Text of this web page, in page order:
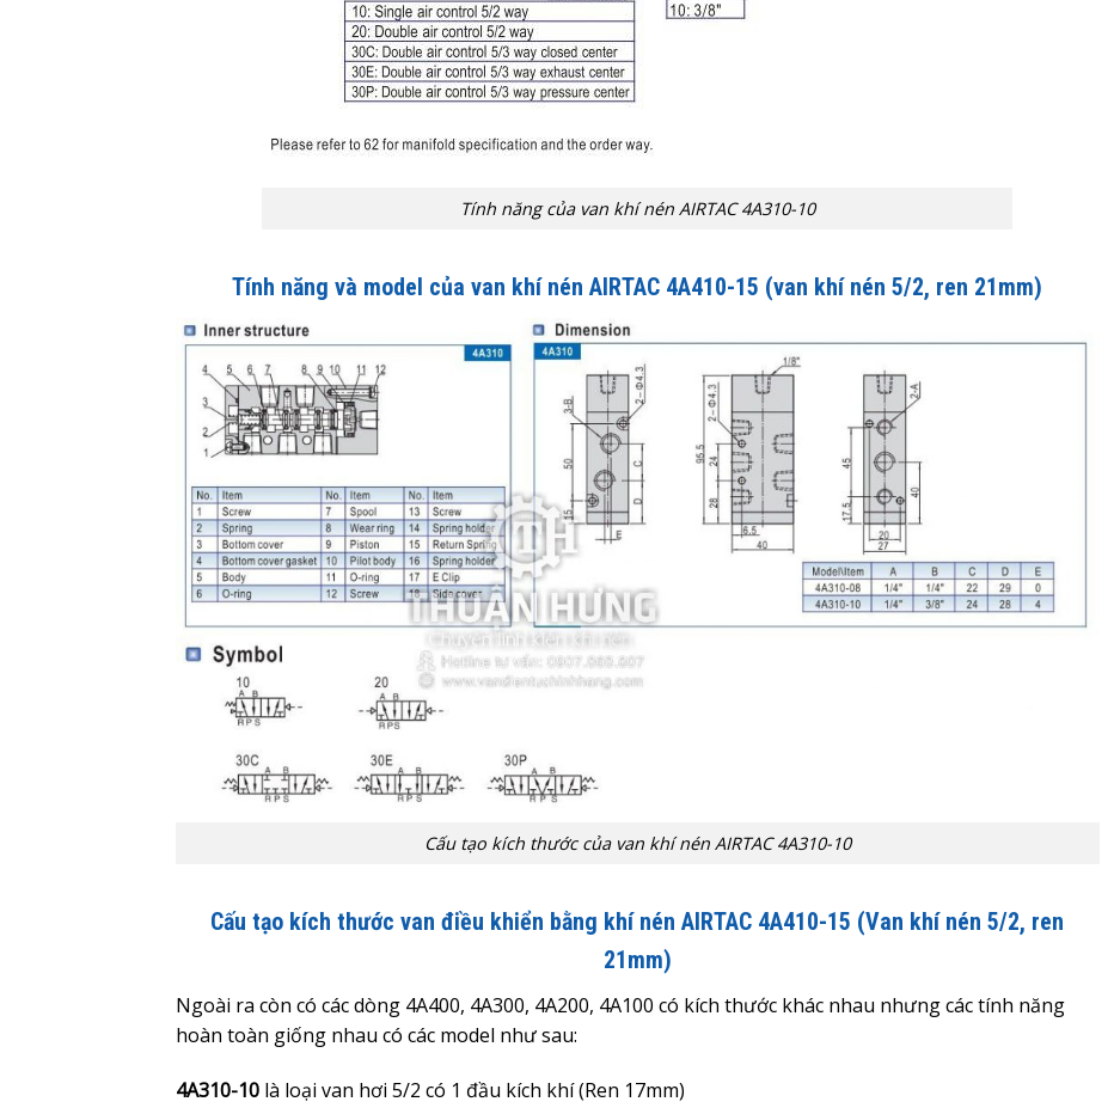
Tính năng của van khí nén AIRTAC 4A310-10
Tính năng và model của van khí nén AIRTAC 4A410-15 (van khí nén 5/2, ren 21mm)
Cấu tạo kích thước của van khí nén AIRTAC 4A310-10
Cấu tạo kích thước van điều khiển bằng khí nén AIRTAC 4A410-15 (Van khí nén 5/2, ren
21mm)
Ngoài ra còn có các dòng 4A400, 4A300, 4A200, 4A100 có kích thước khác nhau nhưng các tính năng
hoàn toàn giống nhau có các model như sau:
4A310-10 là loại van hơi 5/2 có 1 đầu kích khí (Ren 17mm)